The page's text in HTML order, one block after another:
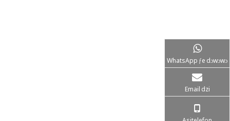
WhatsApp ƒe dɔwɔwɔ
Email dzi